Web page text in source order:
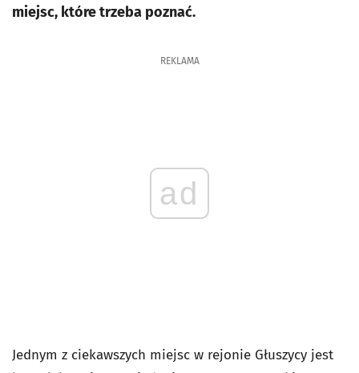
miejsc, które trzeba poznać.
REKLAMA
ad
Jednym z ciekawszych miejsc w rejonie Głuszycy jest